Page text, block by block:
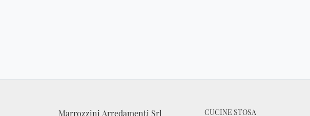
Marrozzini Arredamenti Srl
CUCINE STOSA